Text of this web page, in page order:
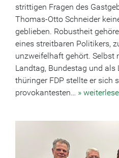
strittigen Fragen des
Thomas-Otto Schneider
geblieben. Robustheit
eines streitbaren Politikers,
unzweifelhaft gehört. Selbst
Landtag, Bundestag und als
thüringer FDP stellte er sich
provokantesten… »